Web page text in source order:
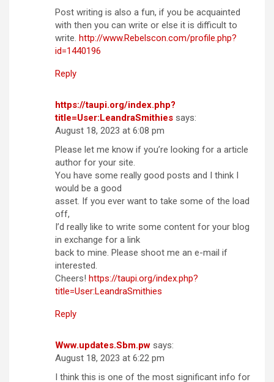
Post writing is also a fun, if you be acquainted
with then you can write or else it is difficult to
write. http://www.Rebelscon.com/profile.php?
id=1440196
Reply
https://taupi.org/index.php?
title=User:LeandraSmithies says:
August 18, 2023 at 6:08 pm
Please let me know if you’re looking for a article
author for your site.
You have some really good posts and I think I
would be a good
asset. If you ever want to take some of the load
off,
I’d really like to write some content for your blog
in exchange for a link
back to mine. Please shoot me an e-mail if
interested.
Cheers! https://taupi.org/index.php?
title=User:LeandraSmithies
Reply
Www.updates.Sbm.pw says:
August 18, 2023 at 6:22 pm
I think this is one of the most significant info for